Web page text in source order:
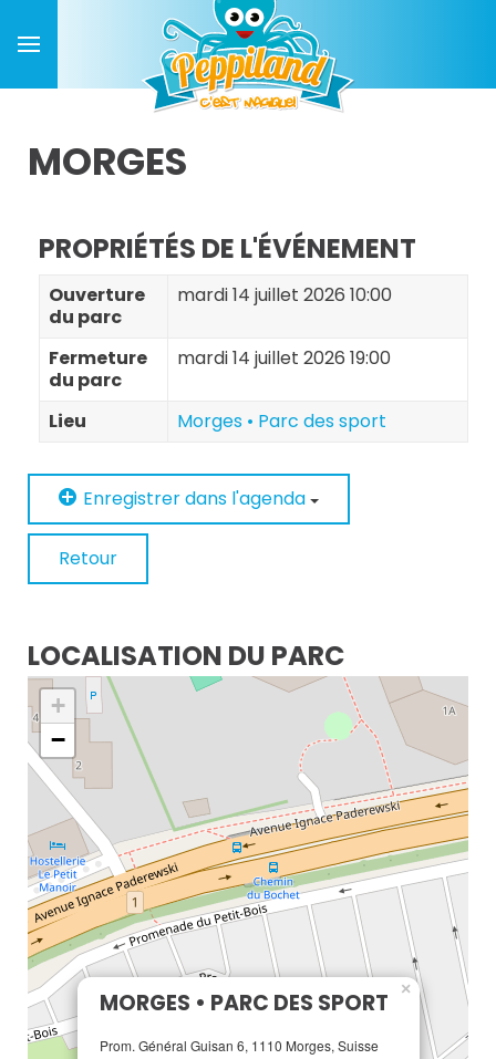
MORGES
PROPRIÉTÉS DE L'ÉVÉNEMENT
Ouverture
du parc
mardi 14 juillet 2026 10:00
Fermeture
du parc
mardi 14 juillet 2026 19:00
Lieu Morges • Parc des sport
Enregistrer dans l'agenda
Retour
LOCALISATION DU PARC
MORGES • PARC DES SPORT
Prom. Général Guisan 6, 1110 Morges, Suisse
×
+
−